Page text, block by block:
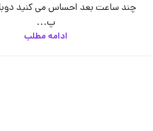
چند ساعت بعد احساس می کنید
پ...
ادامه مطلب